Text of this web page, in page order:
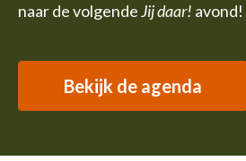
naar de volgendeJij daar! avond!
Bekijk de agenda